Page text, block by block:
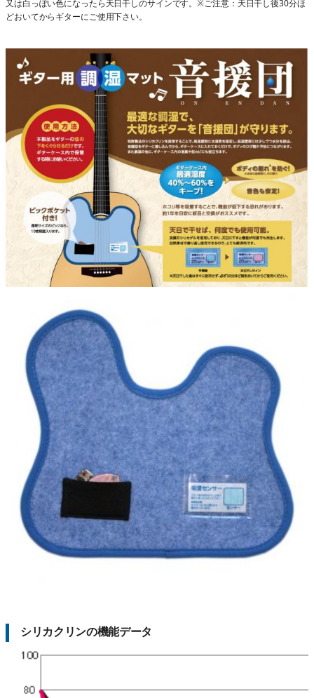
又は白っぽい色になったら天日干しのサインです。※ご注意：天日干し後30分ほ
どおいてからギターにご使用下さい。
シリカクリンの機能データ